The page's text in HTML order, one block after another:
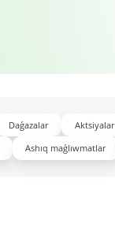
Daǵazalar Aktsiyalar
Ashıq maǵlıwmatlar